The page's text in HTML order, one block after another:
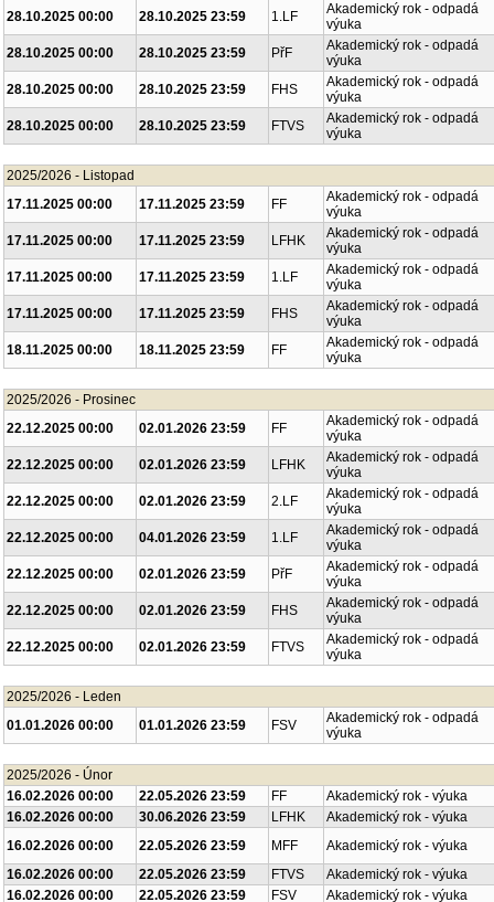
28.10.2025 00:00
28.10.2025 23:59 1.LF
Akademický rok - odpadá
výuka
28.10.2025 00:00
28.10.2025 23:59 PřF
Akademický rok - odpadá
výuka
28.10.2025 00:00
28.10.2025 23:59 FHS
Akademický rok - odpadá
výuka
28.10.2025 00:00
28.10.2025 23:59 FTVS
Akademický rok - odpadá
výuka
2025/2026 - Listopad
17.11.2025 00:00
17.11.2025 23:59 FF
Akademický rok - odpadá
výuka
17.11.2025 00:00
17.11.2025 23:59 LFHK
Akademický rok - odpadá
výuka
17.11.2025 00:00
17.11.2025 23:59 1.LF
Akademický rok - odpadá
výuka
17.11.2025 00:00
17.11.2025 23:59 FHS
Akademický rok - odpadá
výuka
18.11.2025 00:00
18.11.2025 23:59 FF
Akademický rok - odpadá
výuka
2025/2026 - Prosinec
22.12.2025 00:00
02.01.2026 23:59 FF
Akademický rok - odpadá
výuka
22.12.2025 00:00
02.01.2026 23:59 LFHK
Akademický rok - odpadá
výuka
22.12.2025 00:00
02.01.2026 23:59 2.LF
Akademický rok - odpadá
výuka
22.12.2025 00:00
04.01.2026 23:59 1.LF
Akademický rok - odpadá
výuka
22.12.2025 00:00
02.01.2026 23:59 PřF
Akademický rok - odpadá
výuka
22.12.2025 00:00
02.01.2026 23:59 FHS
Akademický rok - odpadá
výuka
22.12.2025 00:00
02.01.2026 23:59 FTVS
Akademický rok - odpadá
výuka
2025/2026 - Leden
01.01.2026 00:00
01.01.2026 23:59 FSV
Akademický rok - odpadá
výuka
2025/2026 - Únor
16.02.2026 00:00
22.05.2026 23:59 FF
Akademický rok - výuka
16.02.2026 00:00
30.06.2026 23:59 LFHK
Akademický rok - výuka
16.02.2026 00:00
22.05.2026 23:59 MFF
Akademický rok - výuka
16.02.2026 00:00
22.05.2026 23:59 FTVS
Akademický rok - výuka
16.02.2026 00:00
22.05.2026 23:59 FSV Akademický rok - výuka